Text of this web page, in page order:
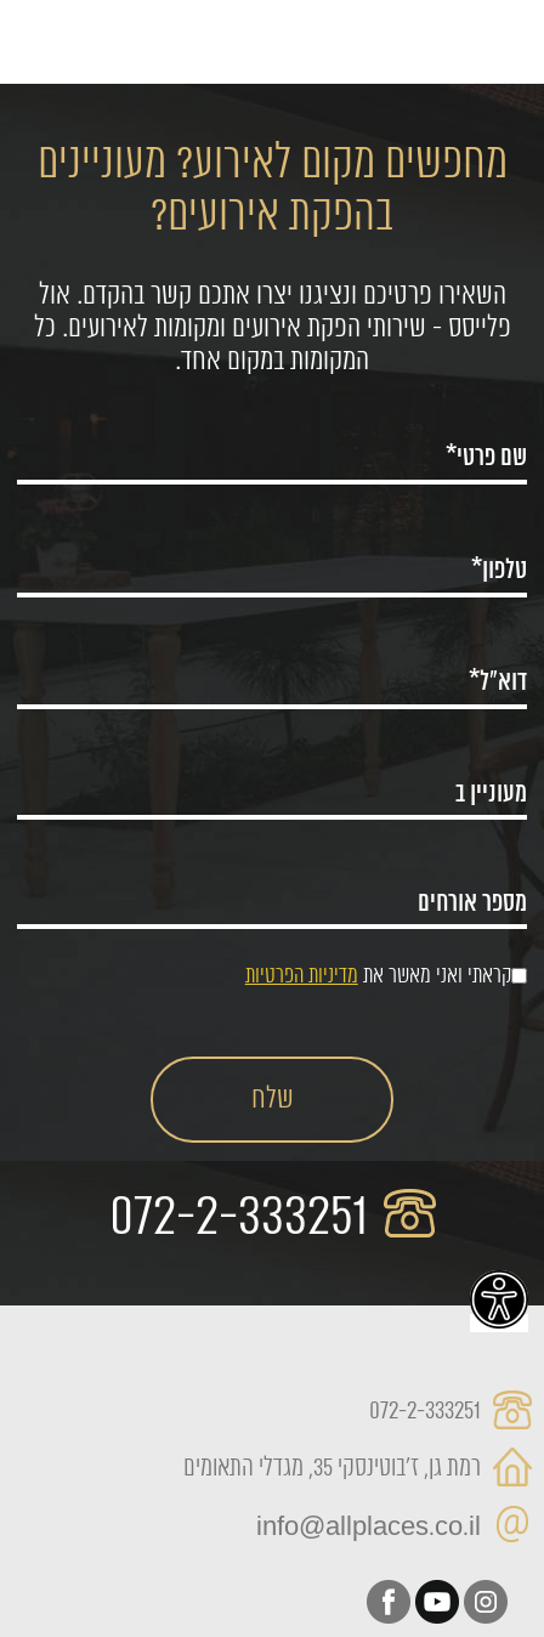
מחפשים מקום לאירוע? מעוניינים
בהפקת אירועים?
השאירו פרטיכם ונציגנו יצרו אתכם קשר בהקדם. אול
פלייסס - שירותי הפקת אירועים ומקומות לאירועים. כל
המקומות במקום אחד.
קראתי ואני מאשר את מדיניות הפרטיות
072-2-333251
רמת גן, ז'בוטינסקי 35, מגדלי התאומים
info@allplaces.co.il